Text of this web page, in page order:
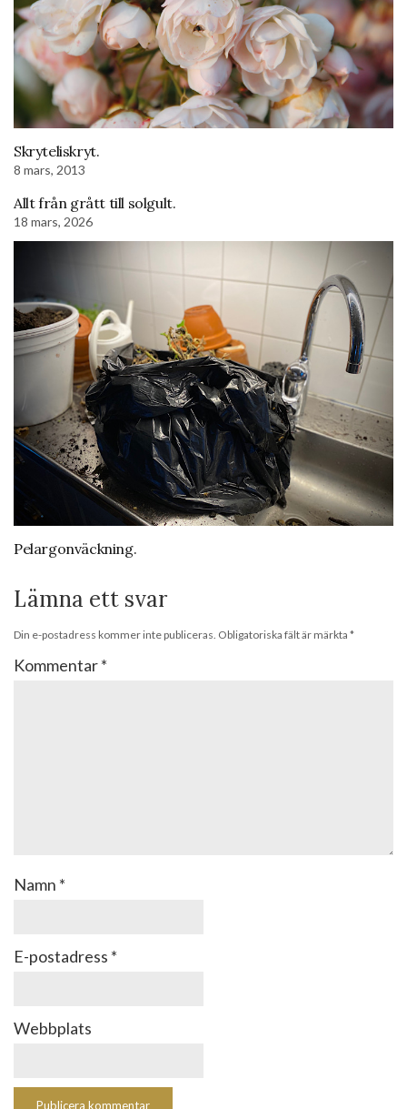
Skryteliskryt.
8 mars, 2013
Allt från grått till solgult.
18 mars, 2026
Pelargonväckning.
Lämna ett svar
Din e-postadress kommer inte publiceras. Obligatoriska fält är märkta *
Kommentar*
Namn *
E-postadress *
Webbplats